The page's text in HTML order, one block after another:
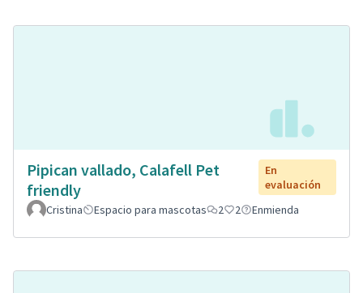
Pipican vallado, Calafell Pet
friendly
En
evaluación
Cristina
Espacio para mascotas 2 2 Enmienda